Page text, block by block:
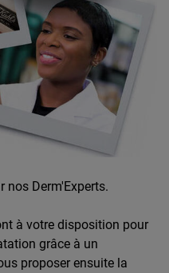
Derm'Experts.
à votre disposition pour
grâce à un
proposer ensuite la